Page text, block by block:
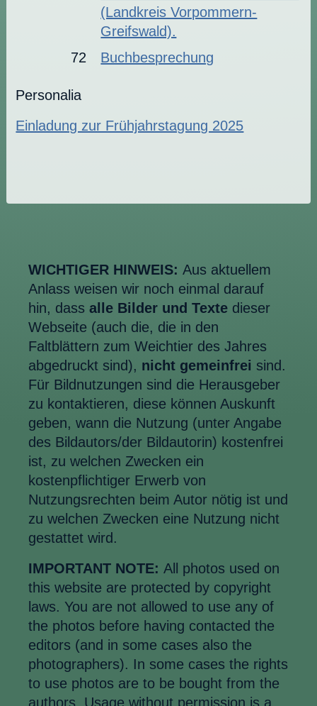
(Landkreis Vorpommern-
Greifswald).
72
Buchbesprechung
Personalia
Einladung zur Frühjahrstagung 2025
WICHTIGER HINWEIS: Aus aktuellem
Anlass weisen wir noch einmal darauf
hin, dass alle Bilder und Texte dieser
Webseite (auch die, die in den
Faltblättern zum Weichtier des Jahres
abgedruckt sind), nicht gemeinfrei sind.
Für Bildnutzungen sind die Herausgeber
zu kontaktieren, diese können Auskunft
geben, wann die Nutzung (unter Angabe
des Bildautors/der Bildautorin) kostenfrei
ist, zu welchen Zwecken ein
kostenpflichtiger Erwerb von
Nutzungsrechten beim Autor nötig ist und
zu welchen Zwecken eine Nutzung nicht
gestattet wird.
IMPORTANT NOTE: All photos used on
this website are protected by copyright
laws. You are not allowed to use any of
the photos before having contacted the
editors (and in some cases also the
photographers). In some cases the rights
to use photos are to be bought from the
authors. Usage without permission is a